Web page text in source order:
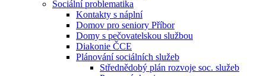
Sociální problematika
Kontakty s náplní
Domov pro seniory Příbor
Domy s pečovatelskou službou
Diakonie ČCE
Plánování sociálních služeb
Střednědobý plán rozvoje soc. služeb